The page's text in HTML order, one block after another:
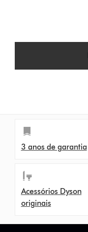
3 anos de garantia
Acessórios Dyson
originais